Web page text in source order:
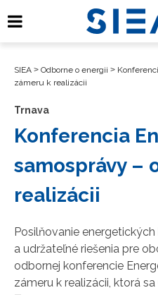
SIEA > Odborne o energii >
zámeru k realizácii
Trnava
Konferencia
samosprávy –
realizácii
Posilňovanie
a udržateľné riešenia pre
odbornej konferencie
zámeru k realizácii, ktorá